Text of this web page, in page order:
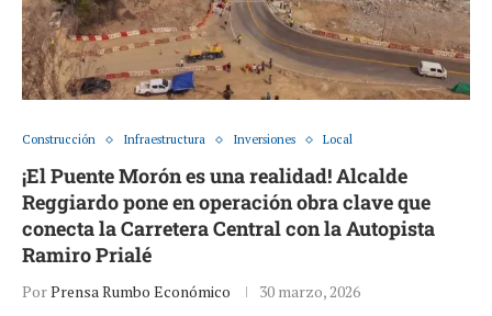
Construcción Infraestructura Inversiones Local
¡El Puente Morón es una realidad! Alcalde
Reggiardo pone en operación obra clave que
conecta la Carretera Central con la Autopista
Ramiro Prialé
PorPrensa Rumbo Económico 30 marzo, 2026